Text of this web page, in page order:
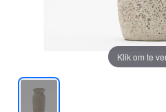
Klik om te